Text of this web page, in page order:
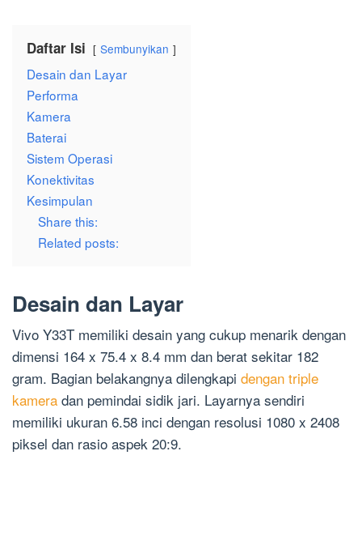
Daftar Isi Sembunyikan
Desain dan Layar
Performa
Kamera
Baterai
Sistem Operasi
Konektivitas
Kesimpulan
Share this:
Related posts:
Desain dan Layar
Vivo Y33T memiliki desain yang cukup menarik dengan
dimensi 164 x 75.4 x 8.4 mm dan berat sekitar 182
gram. Bagian belakangnya dilengkapi dengan triple
kamera dan pemindai sidik jari. Layarnya sendiri
memiliki ukuran 6.58 inci dengan resolusi 1080 x 2408
piksel dan rasio aspek 20:9.